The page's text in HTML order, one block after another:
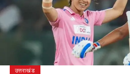
उत्तराखंड